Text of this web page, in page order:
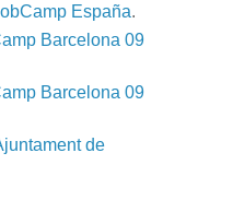
España.
Barcelona 09
Barcelona 09
de